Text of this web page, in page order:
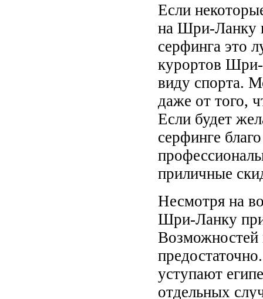
Если
на Шри-Ланку
серфинга это
курортов Шри-
виду спорта.
даже от того,
Если будет
серфинге
приличные
Несмотря на
Шри-Ланку
Возможностей
уступают
отдельных